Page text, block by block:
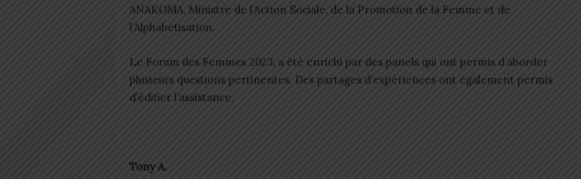
ANAKOMA, Ministre de l’Action Sociale, de la Promotion de la Femme et de
l’Alphabétisation.
Le Forum des Femmes 2023, a été enrichi par des panels qui ont permis d’aborder
plusieurs questions pertinentes. Des partages d’expériences ont également permis
d’édifier l’assistance.
Tony A.